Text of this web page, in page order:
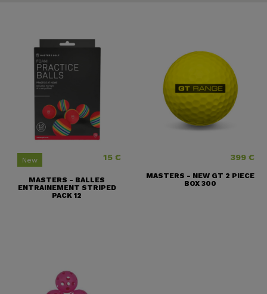
New Price
15 €
MASTERS - BALLES
ENTRAINEMENT STRIPED
PACK 12
Price
399 €
MASTERS - NEW GT 2 PIECE
BOX 300